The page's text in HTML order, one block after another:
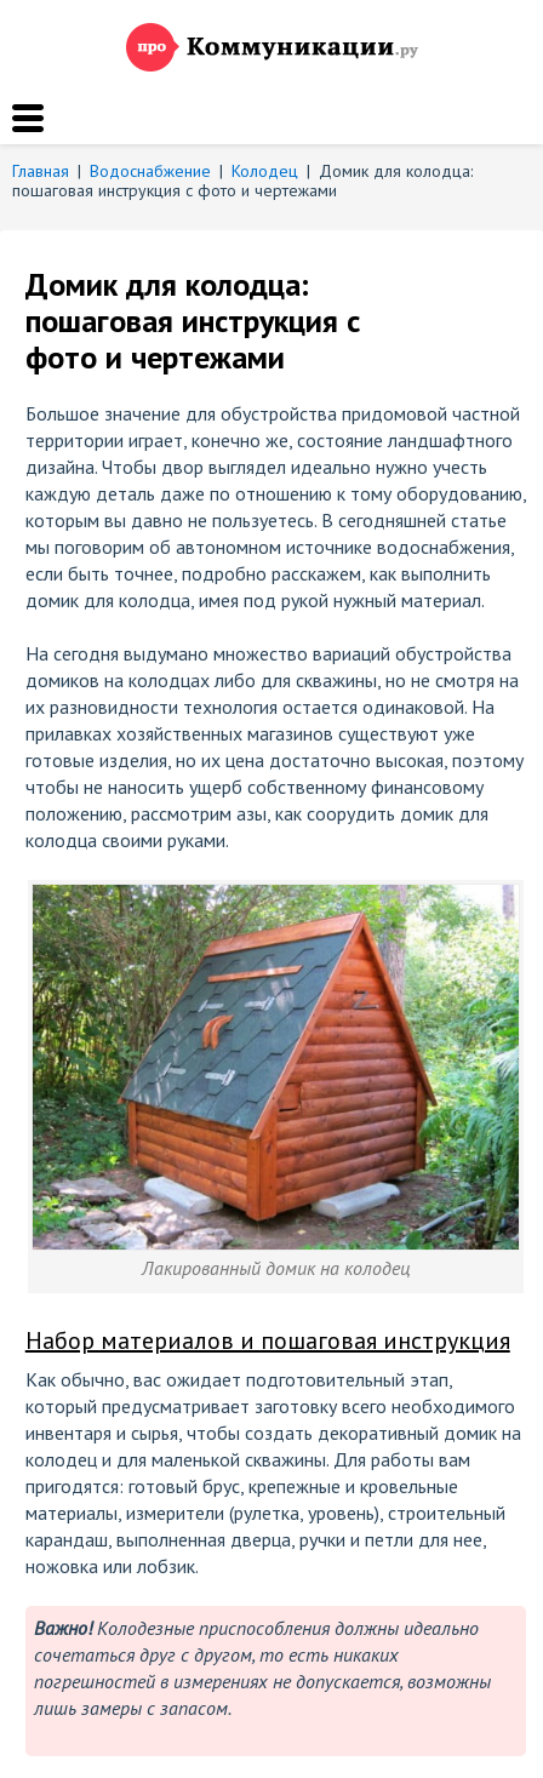
Главная | Водоснабжение | Колодец | Домик для колодца:
пошаговая инструкция с фото и чертежами
Домик для колодца:
пошаговая инструкция с
фото и чертежами
Большое значение для обустройства придомовой частной
территории играет, конечно же, состояние ландшафтного
дизайна. Чтобы двор выглядел идеально нужно учесть
каждую деталь даже по отношению к тому оборудованию,
которым вы давно не пользуетесь. В сегодняшней статье
мы поговорим об автономном источнике водоснабжения,
если быть точнее, подробно расскажем, как выполнить
домик для колодца, имея под рукой нужный материал.
На сегодня выдумано множество вариаций обустройства
домиков на колодцах либо для скважины, но не смотря на
их разновидности технология остается одинаковой. На
прилавках хозяйственных магазинов существуют уже
готовые изделия, но их цена достаточно высокая, поэтому
чтобы не наносить ущерб собственному финансовому
положению, рассмотрим азы, как соорудить домик для
колодца своими руками.
Лакированный домик на колодец
Набор материалов и пошаговая инструкция
Как обычно, вас ожидает подготовительный этап,
который предусматривает заготовку всего необходимого
инвентаря и сырья, чтобы создать декоративный домик на
колодец и для маленькой скважины. Для работы вам
пригодятся: готовый брус, крепежные и кровельные
материалы, измерители (рулетка, уровень), строительный
карандаш, выполненная дверца, ручки и петли для нее,
ножовка или лобзик.
Важно!Колодезные приспособления должны идеально
сочетаться друг с другом, то есть никаких
погрешностей в измерениях не допускается, возможны
лишь замеры с запасом.